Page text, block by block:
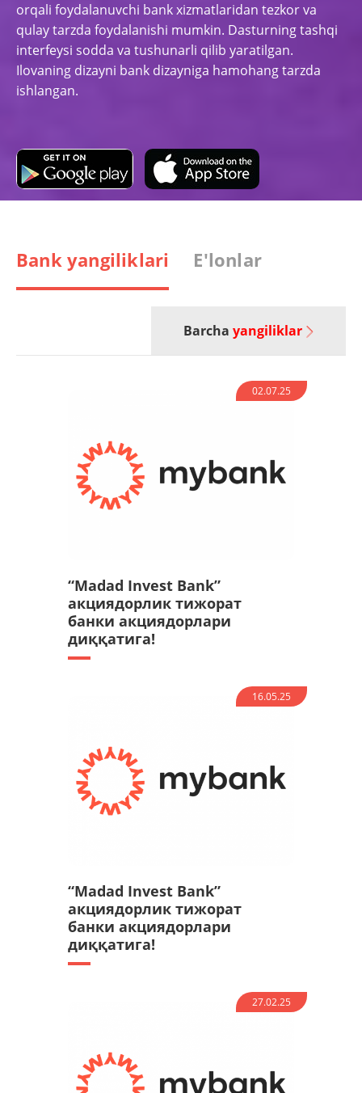
orqali foydalanuvchi bank xizmatlaridan tezkor va
qulay tarzda foydalanishi mumkin. Dasturning tashqi
interfeysi sodda va tushunarli qilib yaratilgan.
Ilovaning dizayni bank dizayniga hamohang tarzda
ishlangan.
Bank yangiliklari E'lonlar
Barcha yangiliklar
02.07.25
“Madad Invest Bank”
акциядорлик тижорат
банки акциядорлари
диққатига!
16.05.25
“Madad Invest Bank”
акциядорлик тижорат
банки акциядорлари
диққатига!
27.02.25